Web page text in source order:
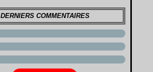
DERNIERS COMMENTAIRES